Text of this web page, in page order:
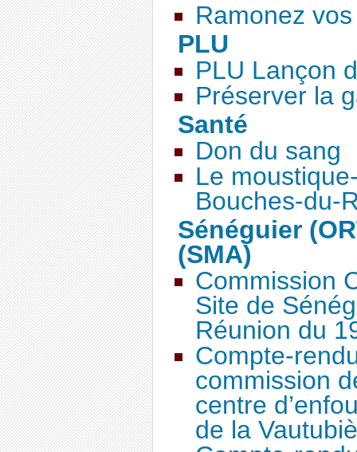
Ramonez
PLU
PLU Lançon
Préserver la
Santé
Don du sang
Le
Bouches-du-
Sénéguier
(SMA)
Commission
Site de
Réunion du
Compte-
commission
centre
de la